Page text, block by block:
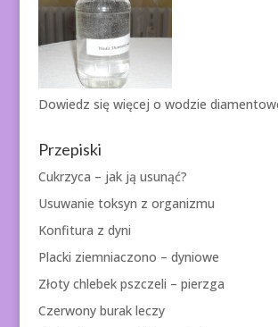
Dowiedz się więcej o wodzie
Przepiski
Cukrzyca – jak ją usunąć?
Usuwanie toksyn z organizmu
Konfitura z dyni
Placki ziemniaczono – dyniowe
Złoty chlebek pszczeli – pierzga
Czerwony burak leczy